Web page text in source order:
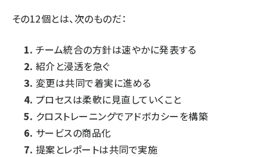
その12個とは、次のものだ：
チーム統合の方針は速やかに発表する
紹介と浸透を急ぐ
変更は共同で着実に進める
プロセスは柔軟に見直していくこと
クロストレーニングでアドボカシーを構築
サービスの商品化
提案とレポートは共同で実施